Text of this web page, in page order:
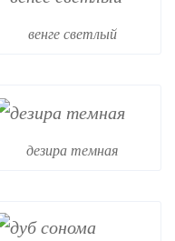
венге светлый
дезира темная